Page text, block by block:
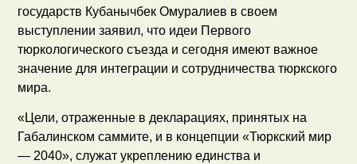
государств Кубанычбек Омуралиев в своем
выступлении заявил, что идеи Первого
тюркологического съезда и сегодня имеют важное
значение для интеграции и сотрудничества тюркского
мира.
«Цели, отраженные в декларациях, принятых на
Габалинском саммите, и в концепции «Тюркский мир
— 2040», служат укреплению единства и